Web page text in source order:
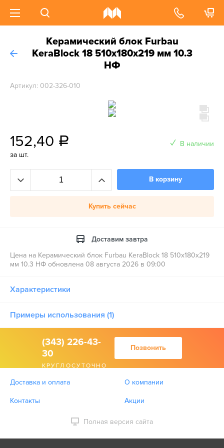
Керамический блок Furbau
KeraBlock 18 510х180х219 мм 10.3
НФ
Артикул: 002-326-010
152,40 a
за шт.
В наличии
В корзину
Купить сейчас
Доставим завтра
Цена на Керамический блок Furbau KeraBlock 18 510х180х219
мм 10.3 НФ обновлена 08 августа 2026 в 09:00
Характеристики
Примеры использования (1)
(343) 226-43-
30
КРУГЛОСУТОЧНО
Позвонить
Доставка и оплата О компании
Контакты Акции
Полная версия сайта